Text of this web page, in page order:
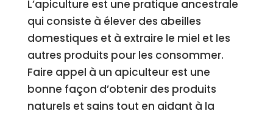
L’apiculture est une pratique ancestrale
qui consiste à élever des abeilles
domestiques et à extraire le miel et les
autres produits pour les consommer.
Faire appel à un apiculteur est une
bonne façon d’obtenir des produits
naturels et sains tout en aidant à la